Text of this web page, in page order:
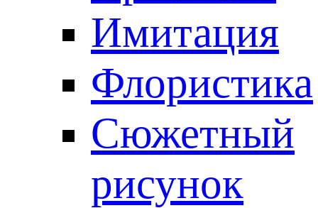
Имитация
Флористика
Сюжетный
рисунок